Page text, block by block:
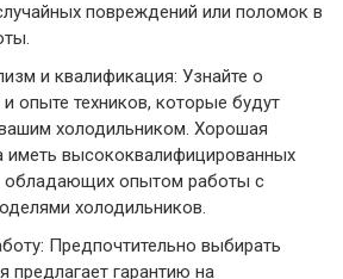
повреждений или поломок в
и квалификация: Узнайте о
опыте техников, которые будут
холодильником. Хорошая
высококвалифицированных
обладающих опытом работы с
холодильников.
Предпочтительно выбирать
предлагает гарантию на